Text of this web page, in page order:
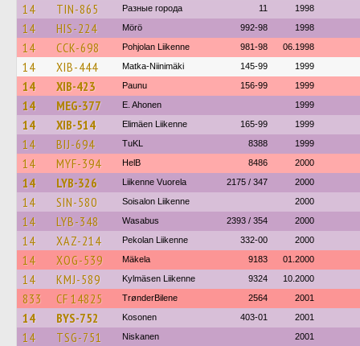
14 TIN-865 Разные города 11 1998
14 HIS-224 Mörö 992-98 1998
14 CCK-698 Pohjolan Liikenne 981-98 06.1998
14 XIB-444 Matka-Niinimäki 145-99 1999
14 XIB-423 Paunu 156-99 1999
14 MEG-377 E. Ahonen 1999
14 XIB-514 Elimäen Liikenne 165-99 1999
14 BIJ-694 TuKL 8388 1999
14 MYF-394 HelB 8486 2000
14 LYB-326 Liikenne Vuorela 2175 / 347 2000
14 SIN-580 Soisalon Liikenne 2000
14 LYB-348 Wasabus 2393 / 354 2000
14 XAZ-214 Pekolan Liikenne 332-00 2000
14 XOG-539 Mäkela 9183 01.2000
14 KMJ-589 Kylmäsen Liikenne 9324 10.2000
833 CF 14825 TrønderBilene 2564 2001
14 BYS-752 Kosonen 403-01 2001
14 TSG-751 Niskanen 2001